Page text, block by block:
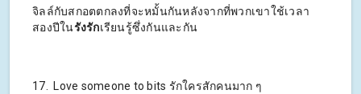
จิลล์กับสกอตตกลงที่จะหมั้นกันหลังจากที่พวกเขาใช้เวลา
สองปีในรังรักเรียนรู้ซึ่งกันและกัน
17. Love someone to bits รักใครสักคนมาก ๆ